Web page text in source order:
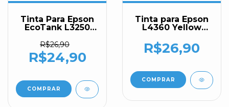
Tinta Para Epson
EcoTank L3250
Ink
R$26,90
R$24,90
Tinta para Epson
L4360 Yellow
R$26,90